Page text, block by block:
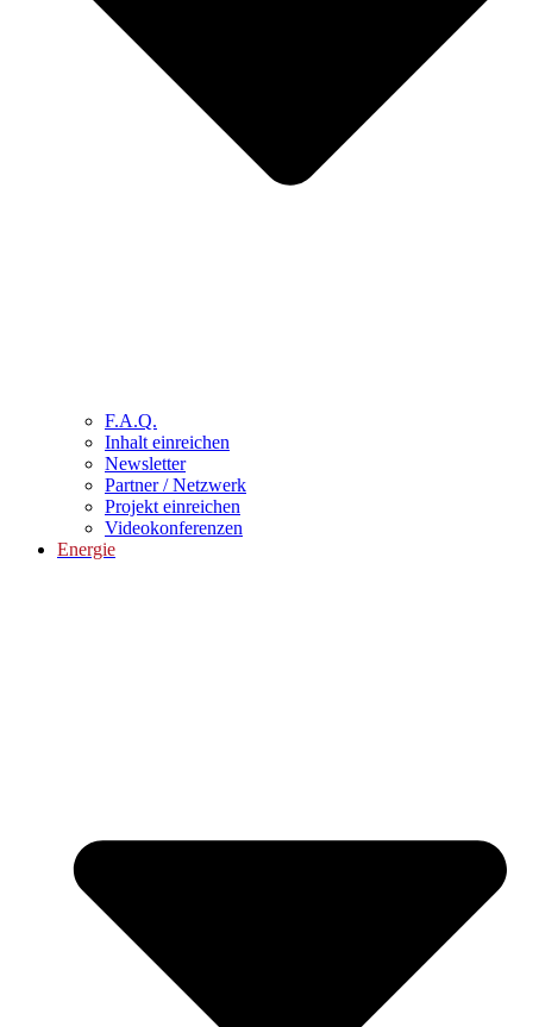
F.A.Q.
Inhalt einreichen
Newsletter
Partner / Netzwerk
Projekt einreichen
Videokonferenzen
Energie